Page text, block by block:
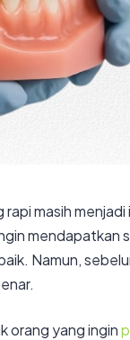
rapi masih
mendapatkan
Namun,
orang yang ingin